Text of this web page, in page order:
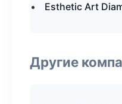
Esthetic Art
Другие